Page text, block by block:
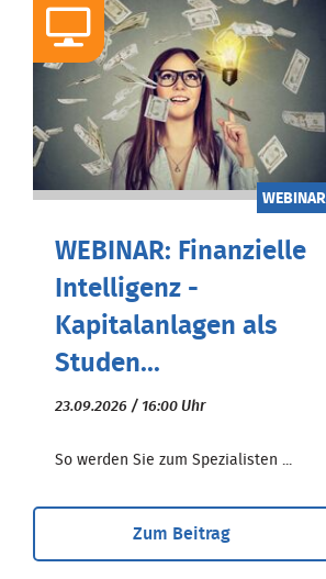
WEBINAR
WEBINAR: Finanzielle
Intelligenz -
Kapitalanlagen als
Studen...
23.09.2026 / 16:00 Uhr
So werden Sie zum Spezialisten ...
Zum Beitrag